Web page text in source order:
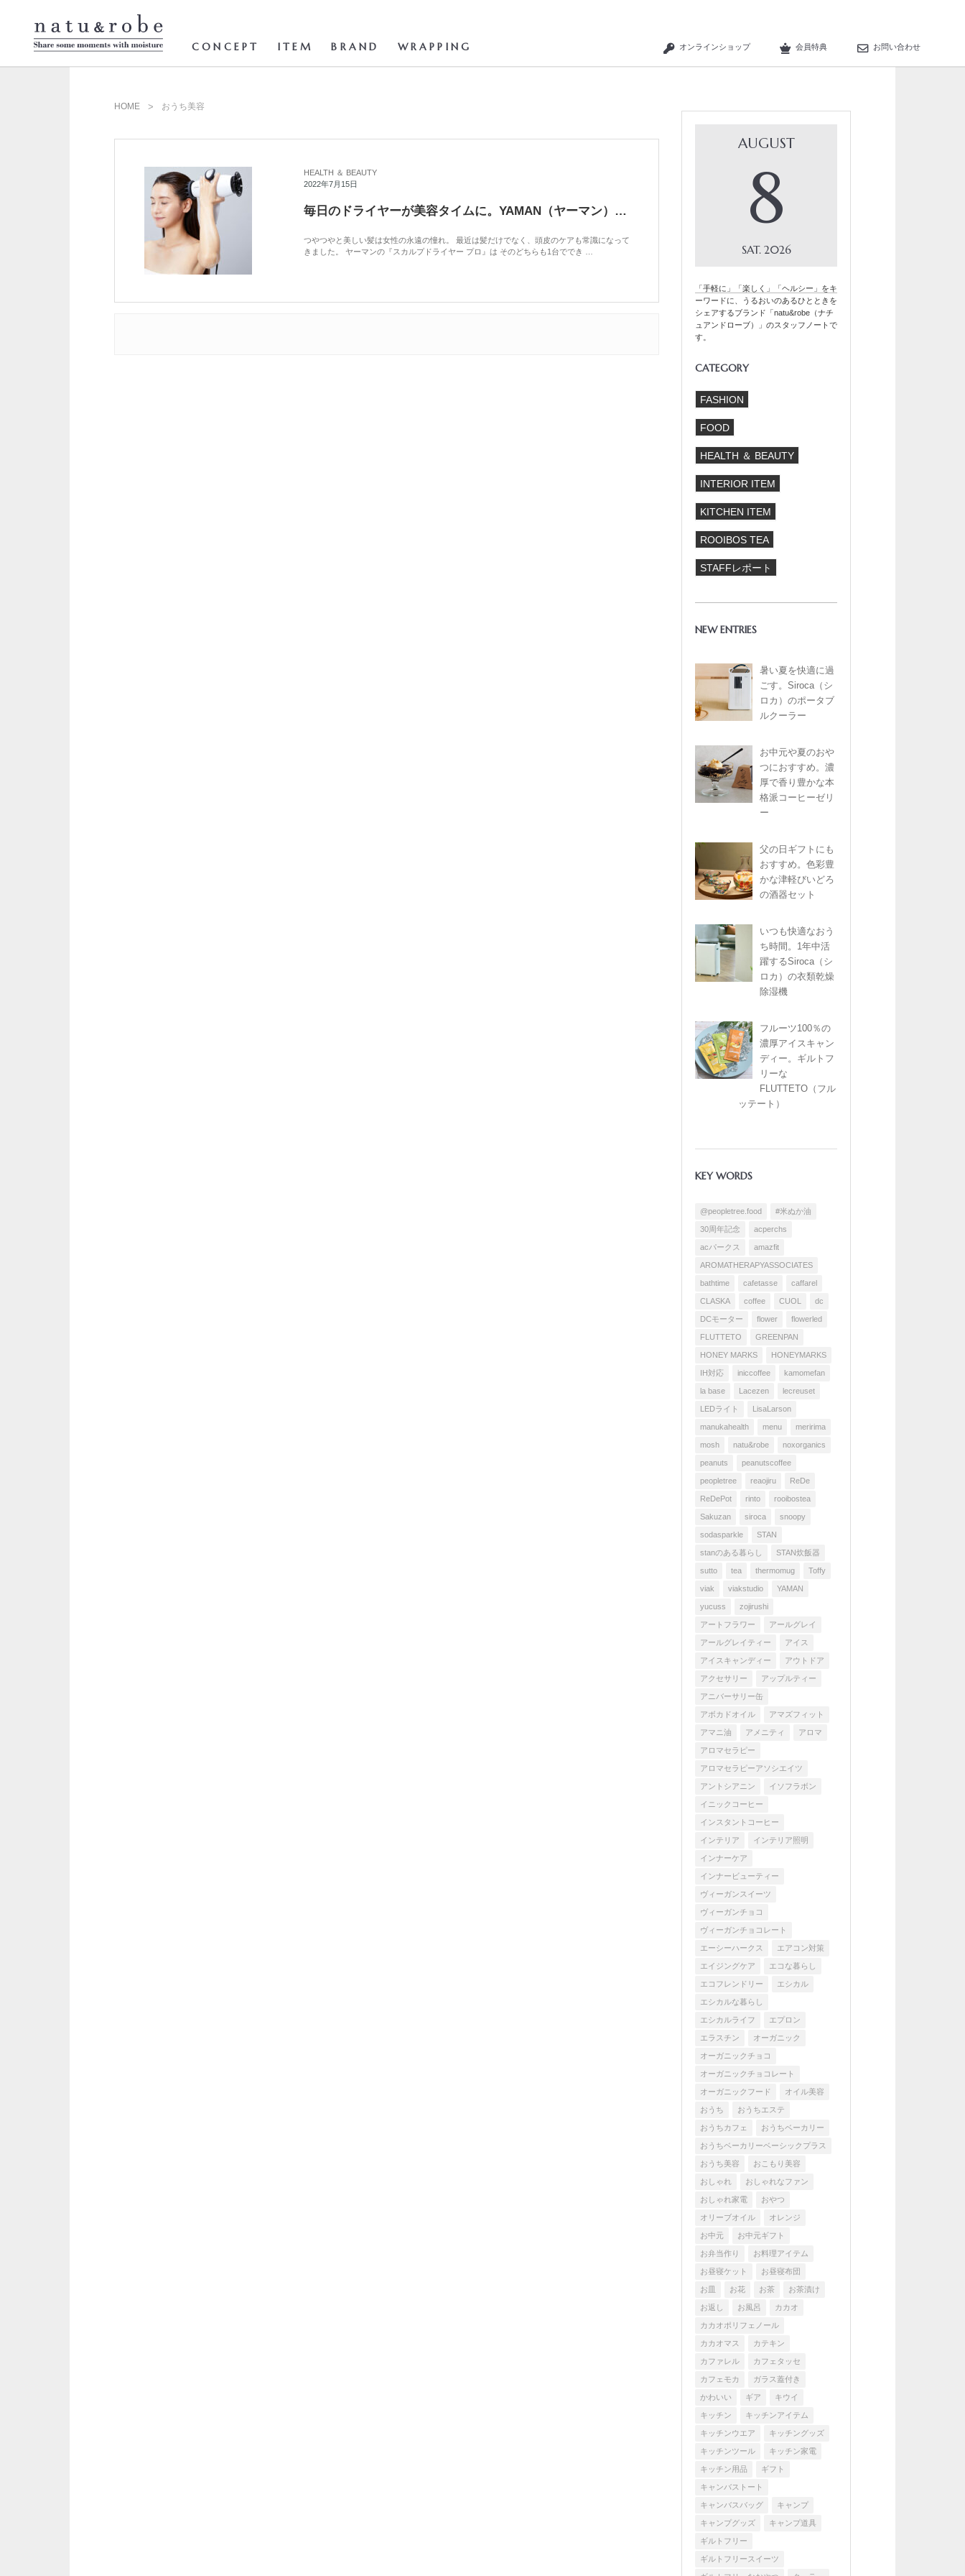
CONCEPT ITEM BRAND WRAPPING オンラインショップ 会員特典 お問い合わせ
HOME おうち美容
HEALTH ＆ BEAUTY
2022年7月15日
毎日のドライヤーが美容タイムに。YAMAN（ヤーマン）の「スカルプドライヤー プロ」
つやつやと美しい髪は女性の永遠の憧れ。 最近は髪だけでなく、頭皮のケアも常識になって
きました。 ヤーマンの『スカルプドライヤー プロ』は そのどちらも1台ででき …
AUGUST
8
SAT 2026
「手軽に」「楽しく」「ヘルシー」をキ
ーワードに、うるおいのあるひとときを
シェアするブランド「natu&robe（ナチ
ュアンドローブ）」のスタッフノートで
す。
CATEGORY
FASHION
FOOD
HEALTH ＆ BEAUTY
INTERIOR ITEM
KITCHEN ITEM
ROOIBOS TEA
STAFFレポート
NEW ENTRIES
暑い夏を快適に過
ごす。Siroca（シ
ロカ）のポータブ
ルクーラー
お中元や夏のおや
つにおすすめ。濃
厚で香り豊かな本
格派コーヒーゼリ
ー
父の日ギフトにも
おすすめ。色彩豊
かな津軽びいどろ
の酒器セット
いつも快適なおう
ち時間。1年中活
躍するSiroca（シ
ロカ）の衣類乾燥
除湿機
フルーツ100％の
濃厚アイスキャン
ディー。ギルトフ
リーな
FLUTTETO（フル
ッテート）
KEY WORDS
@peopletree.food #米ぬか油
30周年記念 acperchs
acパークス amazfit
AROMATHERAPYASSOCIATES
bathtime cafetasse caffarel
CLASKA coffee CUOL dc
DCモーター flower flowerled
FLUTTETO GREENPAN
HONEY MARKS HONEYMARKS
IH対応 iniccoffee kamomefan
la base Lacezen lecreuset
LEDライト LisaLarson
manukahealth menu meririma
mosh natu&robe noxorganics
peanuts peanutscoffee
peopletree reaojiru ReDe
ReDePot rinto rooibostea
Sakuzan siroca snoopy
sodasparkle STAN
stanのある暮らし STAN炊飯器
sutto tea thermomug Toffy
viak viakstudio YAMAN
yucuss zojirushi
アートフラワー アールグレイ
アールグレイティー アイス
アイスキャンディー アウトドア
アクセサリー アップルティー
アニバーサリー缶
アボカドオイル アマズフィット
アマニ油 アメニティ アロマ
アロマセラピー
アロマセラピーアソシエイツ
アントシアニン イソフラボン
イニックコーヒー
インスタントコーヒー
インテリア インテリア照明
インナーケア
インナービューティー
ヴィーガンスイーツ
ヴィーガンチョコ
ヴィーガンチョコレート
エーシーハークス エアコン対策
エイジングケア エコな暮らし
エコフレンドリー エシカル
エシカルな暮らし
エシカルライフ エプロン
エラスチン オーガニック
オーガニックチョコ
オーガニックチョコレート
オーガニックフード オイル美容
おうち おうちエステ
おうちカフェ おうちベーカリー
おうちベーカリーベーシックプラス
おうち美容 おこもり美容
おしゃれ おしゃれなファン
おしゃれ家電 おやつ
オリーブオイル オレンジ
お中元 お中元ギフト
お弁当作り お料理アイテム
お昼寝ケット お昼寝布団
お皿 お花 お茶 お茶漬け
お返し お風呂 カカオ
カカオポリフェノール
カカオマス カテキン
カファレル カフェタッセ
カフェモカ ガラス蓋付き
かわいい ギア キウイ
キッチン キッチンアイテム
キッチンウエア キッチングッズ
キッチンツール キッチン家電
キッチン用品 ギフト
キャンバストート
キャンバスバッグ キャンプ
キャンプグッズ キャンプ道具
ギルトフリー
ギルトフリースイーツ